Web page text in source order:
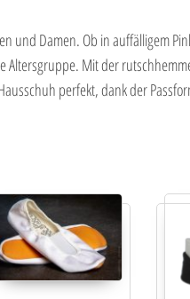
und Damen. Ob in auffälligem
Altersgruppe. Mit der
perfekt, dank der